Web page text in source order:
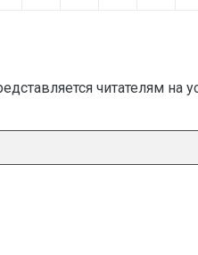
читателям на